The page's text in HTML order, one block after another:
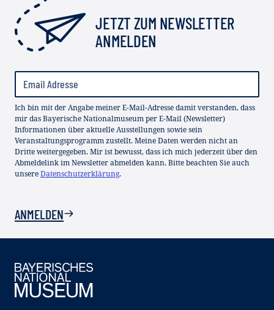
JETZT ZUM NEWSLETTER
ANMELDEN
Ich bin mit der Angabe meiner E-Mail-Adresse damit verstanden, dass
mir das Bayerische Nationalmuseum per E-Mail (Newsletter)
Informationen über aktuelle Ausstellungen sowie sein
Veranstaltungsprogramm zustellt. Meine Daten werden nicht an
Dritte weitergegeben. Mir ist bewusst, dass ich mich jederzeit über den
Abmeldelink im Newsletter abmelden kann. Bitte beachten Sie auch
unsereDatenschutzerklärung.
ANMELDEN